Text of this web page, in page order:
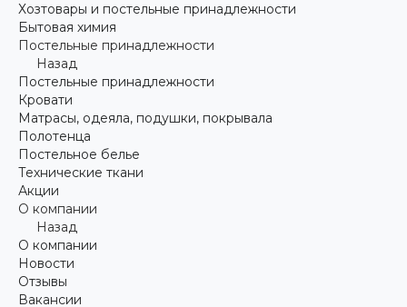
Хозтовары и постельные принадлежности
Бытовая химия
Постельные принадлежности
Назад
Постельные принадлежности
Кровати
Матрасы, одеяла, подушки, покрывала
Полотенца
Постельное белье
Технические ткани
Акции
О компании
Назад
О компании
Новости
Отзывы
Вакансии